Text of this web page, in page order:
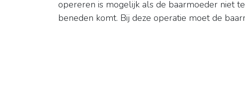
opereren is mogelijk als de baarmoeder niet
beneden komt. Bij deze operatie moet de